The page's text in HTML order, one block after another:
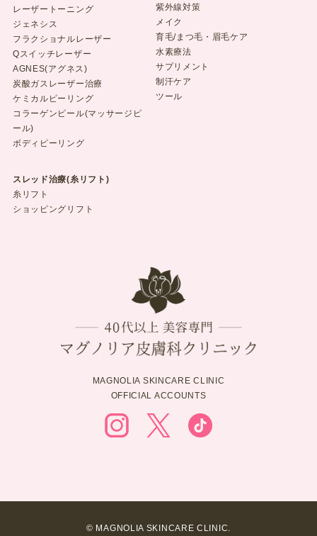
レーザートーニング
ジェネシス
フラクショナルレーザー
Qスイッチレーザー
AGNES(アグネス)
炭酸ガスレーザー治療
ケミカルピーリング
コラーゲンピール(マッサージピ
ール)
ボディピーリング
スレッド治療(糸リフト)
糸リフト
ショッピングリフト
紫外線対策
メイク
育毛/まつ毛・眉毛ケア
水素療法
サプリメント
制汗ケア
ツール
MAGNOLIA SKINCARE CLINIC
OFFICIAL ACCOUNTS
© MAGNOLIA SKINCARE CLINIC.